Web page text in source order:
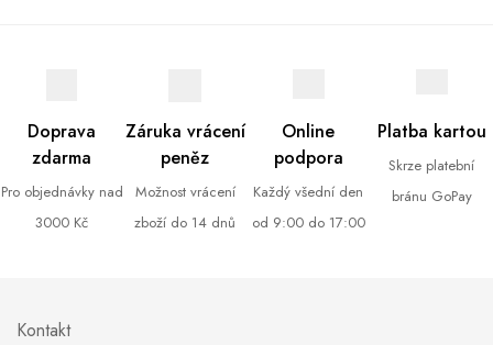
Doprava
zdarma
Pro objednávky nad
3000 Kč
Záruka vrácení
peněz
Možnost vrácení
zboží do 14 dnů
Online
podpora
Každý všední den
od 9:00 do 17:00
Platba kartou
Skrze platební
bránu GoPay
Kontakt